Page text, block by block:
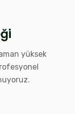
yüksek